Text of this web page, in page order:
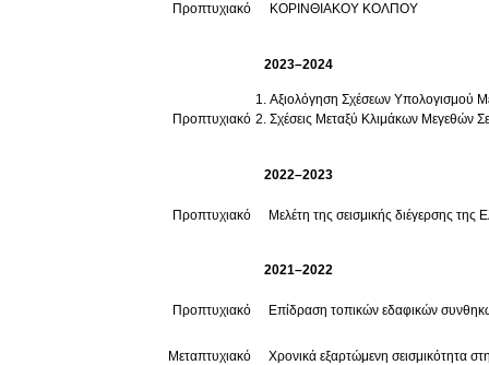
Προπτυχιακό
ΚΟΡΙΝΘΙΑΚΟΥ ΚΟΛΠΟΥ
2023–2024
Προπτυχιακό
Αξιολόγηση Σχέσεων Υπολογισμού
Σχέσεις Μεταξύ Κλιμάκων Μεγεθών
2022–2023
Προπτυχιακό Μελέτη της σεισμικής διέγερσης
2021–2022
Προπτυχιακό Επίδραση τοπικών εδαφικών
Μεταπτυχιακό Χρονικά εξαρτώμενη σεισμικότητα